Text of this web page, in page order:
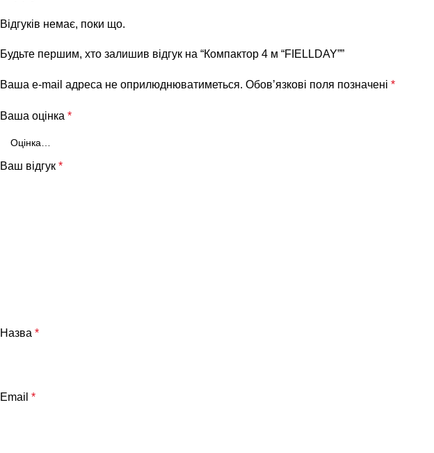
Відгуків немає, поки що.
Будьте першим, хто залишив відгук на “Компактор 4 м “FIELLDAY””
Ваша e-mail адреса не оприлюднюватиметься. Обов’язкові поля позначені *
Ваша оцінка *
Ваш відгук *
Назва *
Email *